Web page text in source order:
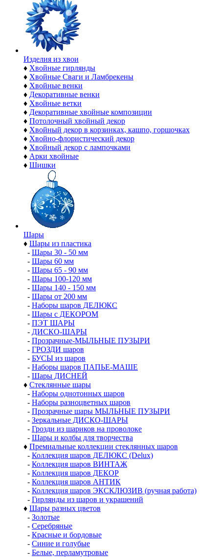
Изделия из хвои
♦ Хвойные гирлянды
♦ Хвойные Сваги и Ламбрекены
♦ Хвойные венки
♦ Декоративные венки
♦ Хвойные ветки
♦ Декоративные хвойные композиции
♦ Потолочный хвойный декор
♦ Хвойный декор в корзинках, кашпо, горшочках
♦ Хвойно-флористический декор
♦ Хвойный декор с лампочками
♦ Арки хвойные
♦ Шишки
Шары
♦ Шары из пластика
- Шары 30 - 50 мм
- Шары 60 мм
- Шары 65 - 90 мм
- Шары 100-120 мм
- Шары 140 - 150 мм
- Шары от 200 мм
- Наборы шаров ДЕЛЮКС
- Шары с ДЕКОРОМ
- ПЭТ ШАРЫ
- ДИСКО-ШАРЫ
- Прозрачные-МЫЛЬНЫЕ ПУЗЫРИ
- ГРОЗДИ шаров
- БУСЫ из шаров
- Наборы шаров ПАПЬЕ-МАШЕ
- Шары ДИСНЕЙ
♦ Стеклянные шары
- Наборы однотонных шаров
- Наборы разноцветных шаров
- Прозрачные шары МЫЛЬНЫЕ ПУЗЫРИ
- Зеркальные ДИСКО-ШАРЫ
- Грозди из шариков на проволоке
- Шары и колбы для творчества
♦ Премиальные коллекции стеклянных шаров
- Коллекция шаров ДЕЛЮКС (Delux)
- Коллекция шаров ВИНТАЖ
- Коллекция шаров ДЕКОР
- Коллекция шаров АНТИК
- Коллекция шаров ЭКСКЛЮЗИВ (ручная работа)
- Гирлянды из шаров и украшений
♦ Шары разных цветов
- Золотые
- Серебряные
- Красные и бордовые
- Синие и голубые
- Белые, перламутровые